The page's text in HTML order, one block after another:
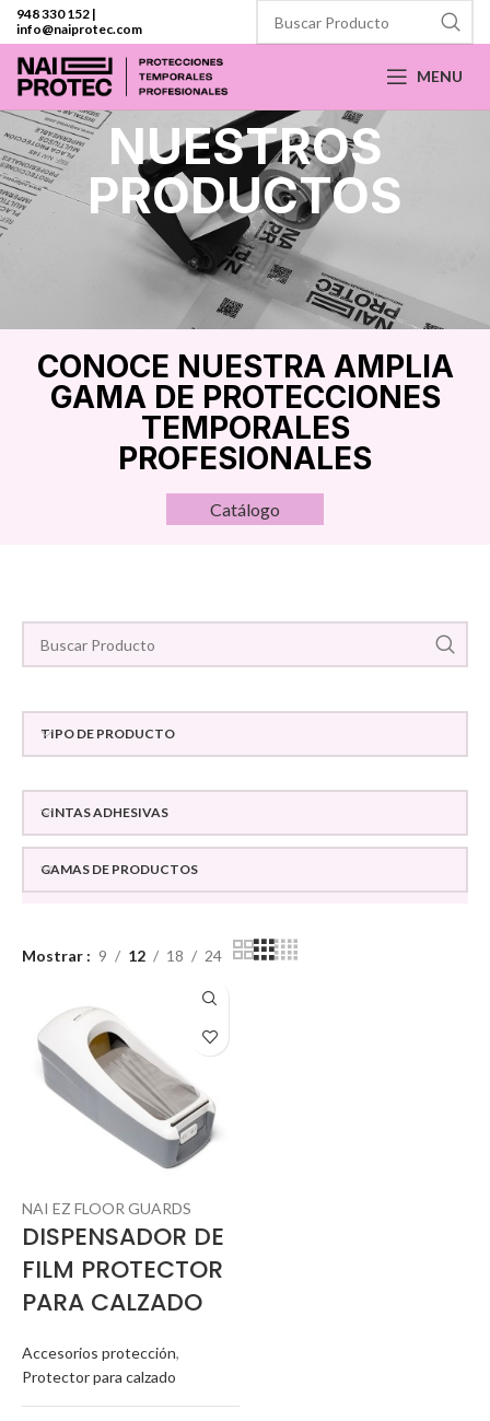
948 330 152 |
info@naiprotec.com
MENU
NUESTROS
PRODUCTOS
CONOCE NUESTRA AMPLIA
GAMA DE PROTECCIONES
TEMPORALES
PROFESIONALES
Catálogo
TIPO DE PRODUCTO
CINTAS ADHESIVAS
GAMAS DE PRODUCTOS
Mostrar 9 12 18 24
NAI EZ FLOOR GUARDS
DISPENSADOR DE
FILM PROTECTOR
PARA CALZADO
Accesorios protección,
Protector para calzado